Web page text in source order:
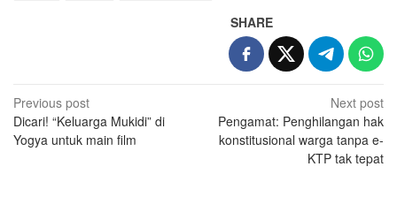
SHARE
Post
navigation
Previous post
Dicari! “Keluarga Mukidi” di
Yogya untuk main film
Next post
Pengamat: Penghilangan hak
konstitusional warga tanpa e-
KTP tak tepat